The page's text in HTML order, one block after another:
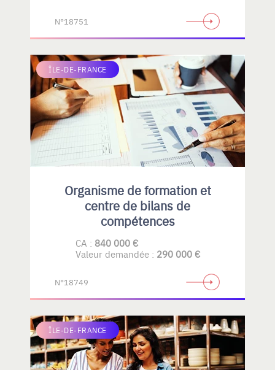
N°18751
ÎLE-DE-FRANCE
Organisme de formation et
centre de bilans de
compétences
CA : 840 000 €
Valeur demandée : 290 000 €
N°18749
ÎLE-DE-FRANCE